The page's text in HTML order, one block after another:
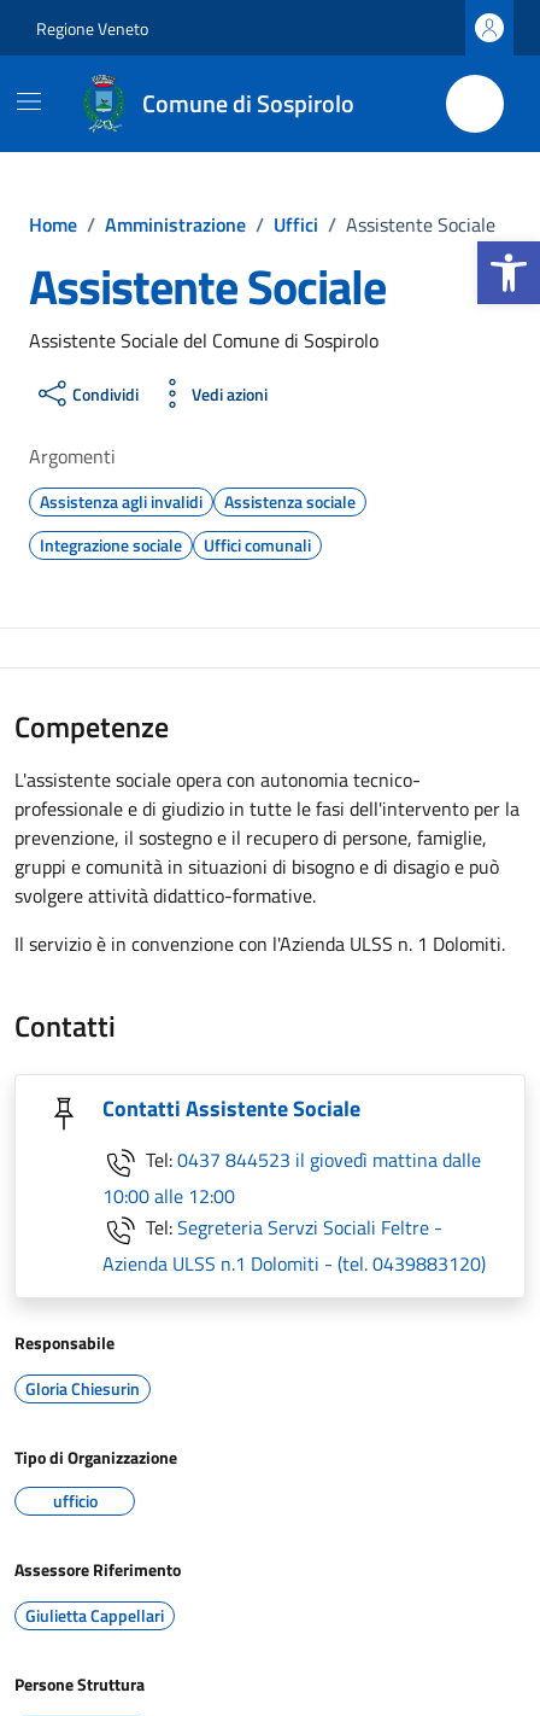
Apri la
Regione Veneto
Comune di Sospirolo
Home / Amministrazione / Uffici / Assistente Sociale
Assistente Sociale
Assistente Sociale del Comune di Sospirolo
Condividi Vedi azioni
Argomenti
Assistenza agli invalidi
Assistenza sociale
Integrazione sociale
Uffici comunali
Competenze
L'assistente sociale opera con autonomia tecnico-
professionale e di giudizio in tutte le fasi dell'intervento per la
prevenzione, il sostegno e il recupero di persone, famiglie,
gruppi e comunità in situazioni di bisogno e di disagio e può
svolgere attività didattico-formative.
Il servizio è in convenzione con l'Azienda ULSS n. 1 Dolomiti.
Contatti
Contatti Assistente Sociale
Tel:0437 844523 il giovedì mattina dalle
10:00 alle 12:00
Tel:Segreteria Servzi Sociali Feltre -
Azienda ULSS n.1 Dolomiti - (tel. 0439883120)
Responsabile
Gloria Chiesurin
Tipo di Organizzazione
ufficio
Assessore Riferimento
Giulietta Cappellari
Persone Struttura